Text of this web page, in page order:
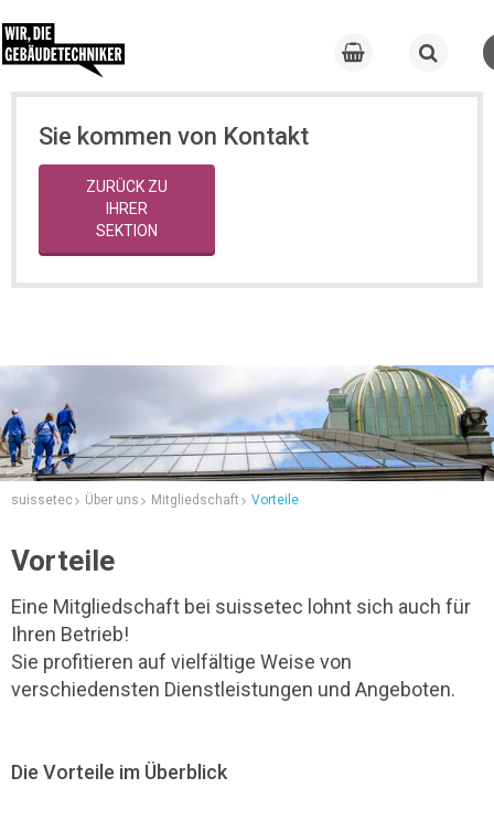
Sie kommen von Kontakt
ZURÜCK ZU
IHRER
SEKTION
suissetec Über uns Mitgliedschaft Vorteile
Vorteile
Eine Mitgliedschaft bei suissetec lohnt sich auch für
Ihren Betrieb!
Sie profitieren auf vielfältige Weise von
verschiedensten Dienstleistungen und Angeboten.
Die Vorteile im Überblick